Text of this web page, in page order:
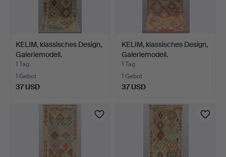
KELIM, klassisches Design,
Galeriemodell.
1 Tag
1 Gebot
37 USD
KELIM, klassisches Design,
Galeriemodell.
1 Tag
1 Gebot
37 USD